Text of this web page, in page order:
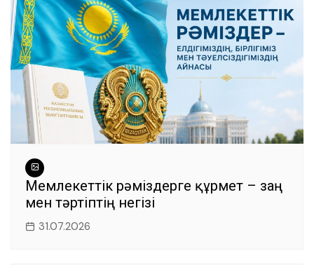
Мемлекеттік рәміздерге құрмет – заң
мен тәртіптің негізі
31.07.2026